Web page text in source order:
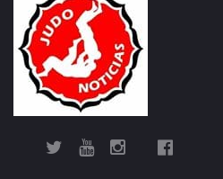
Enciclopedia
TwitterYouTubeInstagramEntrevistas
Facebook